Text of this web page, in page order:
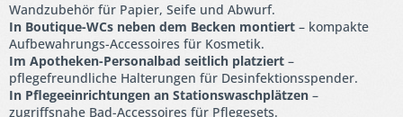
Wandzubehör für Papier, Seife und Abwurf.
In Boutique-WCs neben dem Becken montiert – kompakte
Aufbewahrungs-Accessoires für Kosmetik.
Im Apotheken-Personalbad seitlich platziert –
pflegefreundliche Halterungen für Desinfektionsspender.
In Pflegeeinrichtungen an Stationswaschplätzen –
zugriffsnahe Bad-Accessoires für Pflegesets.